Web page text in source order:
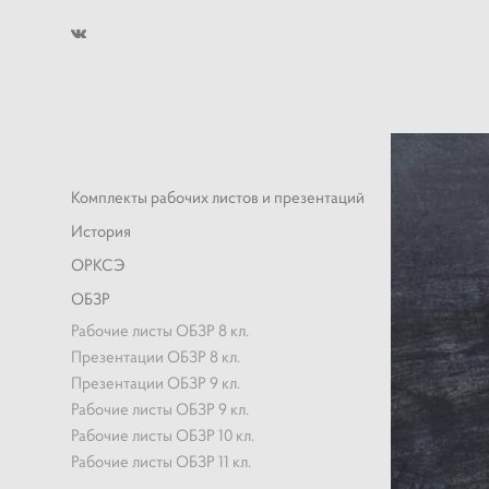
Комплекты рабочих листов и презентаций
История
ОРКСЭ
ОБЗР
Рабочие листы ОБЗР 8 кл.
Презентации ОБЗР 8 кл.
Презентации ОБЗР 9 кл.
Рабочие листы ОБЗР 9 кл.
Рабочие листы ОБЗР 10 кл.
Рабочие листы ОБЗР 11 кл.